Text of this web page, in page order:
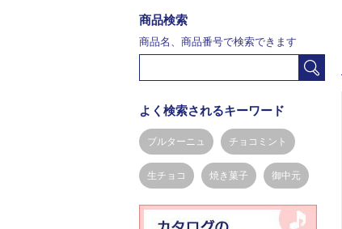
商品検索
商品名、商品番号で検索できます
よく検索されるキーワード
ブルターニュ チョコミント
生チョコ 焼き菓子 御中元